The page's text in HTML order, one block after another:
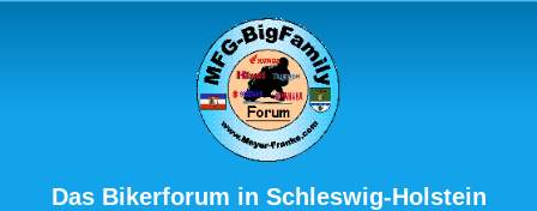
Das Bikerforum in Schleswig-Holstein